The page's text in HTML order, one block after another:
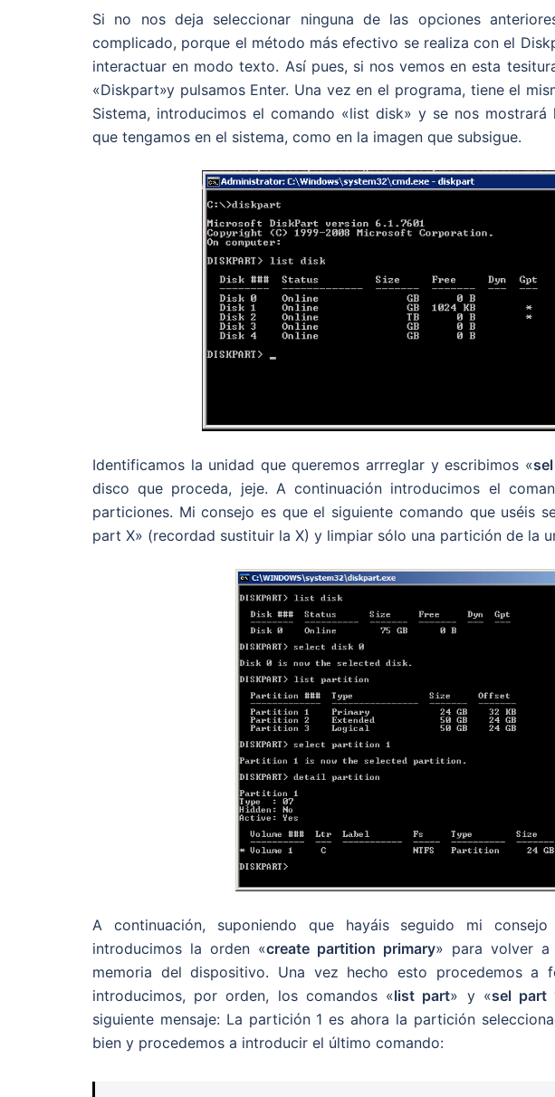
Si no nos deja seleccionar ninguna de las opciones
complicado, porque el método más efectivo se realiza con el
interactuar en modo texto. Así pues, si nos vemos en esta
«Diskpart»y pulsamos Enter. Una vez en el programa, tiene el
Sistema, introducimos el comando «list disk» y se nos
que tengamos en el sistema, como en la imagen que subsigue.
Identificamos la unidad que queremos arrreglar y escribimos «
disco que proceda, jeje. A continuación introducimos el
particiones. Mi consejo es que el siguiente comando que uséis
part X» (recordad sustituir la X) y limpiar sólo una partición de la
A continuación, suponiendo que hayáis seguido mi
introducimos la orden «create partition primary» para volver a
memoria del dispositivo. Una vez hecho esto procedemos a
introducimos, por orden, los comandos «list part» y «sel part
siguiente mensaje: La partición 1 es ahora la partición
bien y procedemos a introducir el último comando: